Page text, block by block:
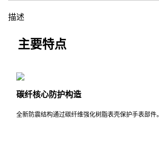
描述
主要特点
碳纤核心防护构造
全新防震结构通过碳纤维强化树脂表壳保护手表部件。